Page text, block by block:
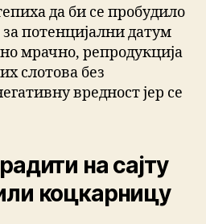
да би се пробудило
потенцијални датум
мрачно, репродукција
слотова без
вредност јер се
на сајту
коцкарницу